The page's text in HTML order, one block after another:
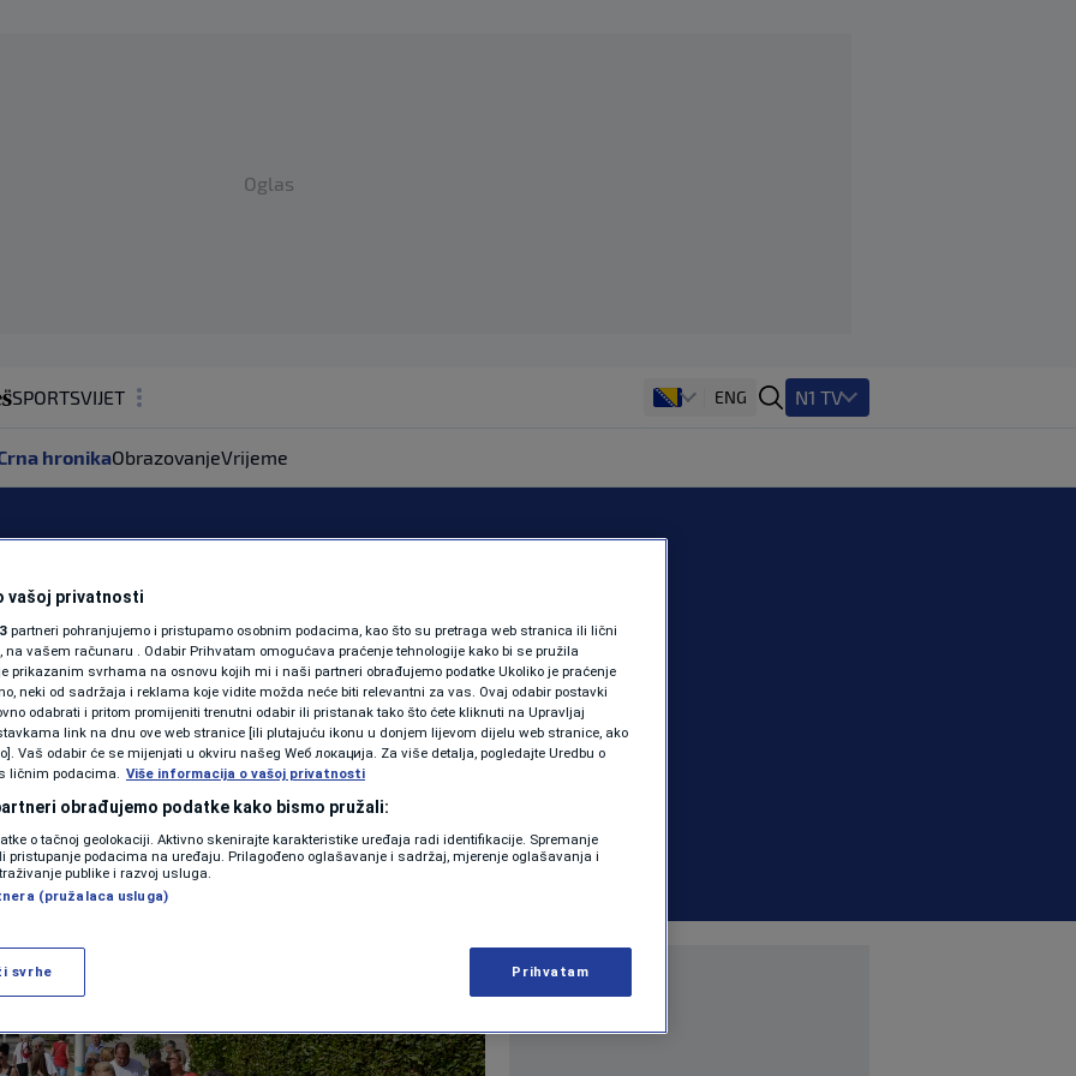
Oglas
SPORTSVIJET
ZDRAVLJE
SHOWBIZ
PODCAST
N1 SPECIJAL
FENOMENI
NEISTRAŽENO
VIRALNO
VIDEO
ENG N1 TV
hronikaObrazovanjeVrijeme
uhićene u
džeparenja
HRONIKA | 0 komentara
Više
vašoj privatnosti
partneri pohranjujemo i pristupamo osobnim podacima, kao što su pretraga web stranica ili lični
na vašem računaru . Odabir Prihvatam omogućava praćenje tehnologije kako bi se pružila
prikazanim svrhama na osnovu kojih mi i naši partneri obrađujemo podatke Ukoliko je praćenje
neki od sadržaja i reklama koje vidite možda neće biti relevantni za vas. Ovaj odabir postavki
odabrati i pritom promijeniti trenutni odabir ili pristanak tako što ćete kliknuti na Upravljaj
link na dnu ove web stranice [ili plutajuću ikonu u donjem lijevom dijelu web stranice, ako
Vaš odabir će se mijenjati u okviru našeg Wеб локација. Za više detalja, pogledajte Uredbu o
ličnim podacima. Više informacija o vašoj privatnosti
obrađujemo podatke kako bismo pružali:
o tačnoj geolokaciji. Aktivno skenirajte karakteristike uređaja radi identifikacije. Spremanje
pristupanje podacima na uređaju. Prilagođeno oglašavanje i sadržaj, mjerenje oglašavanja i
publike i razvoj usluga.
(pružalaca usluga)
svrhe Prihvatam